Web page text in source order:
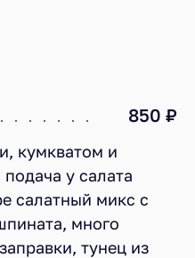
850 ₽
кумкватом и
у салата
салатный микс с
много
тунец из